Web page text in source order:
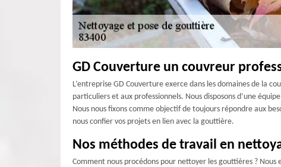
GD Couverture un couvreur
L’entreprise GD Couverture exerce dans les domaines de la
particuliers et aux professionnels. Nous disposons d’une
Nous nous fixons comme objectif de toujours répondre aux
nous confier vos projets en lien avec la gouttière.
Nos méthodes de travail en
Comment nous procédons pour nettoyer les gouttières ? Nous